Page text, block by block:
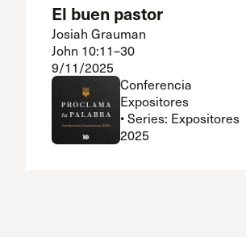
El buen pastor
Josiah Grauman
John 10:11–30
9/11/2025
Conferencia
Expositores
• Series: Expositores
2025